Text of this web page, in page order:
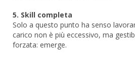
5. Skill completa
Solo a questo punto ha senso
carico non è più eccessivo, ma
forzata: emerge.